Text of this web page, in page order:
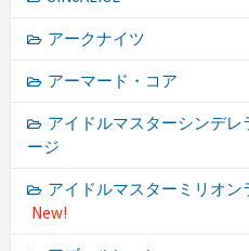
アークナイツ
アーマード・コア
アイドルマスターシンデ
ージ
アイドルマスターミリオ
New!